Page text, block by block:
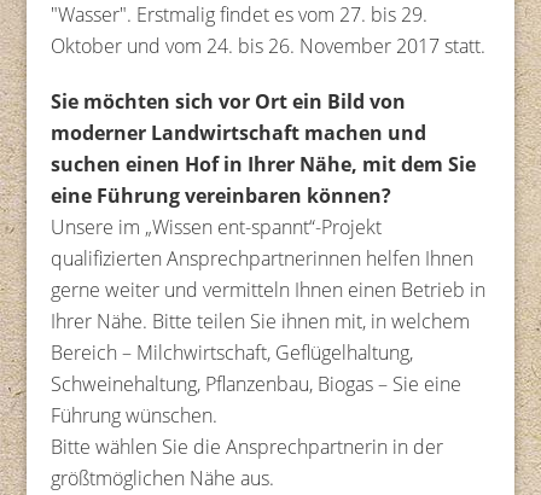
"Wasser". Erstmalig findet es vom 27. bis 29.
Oktober und vom 24. bis 26. November 2017 statt.
Sie möchten sich vor Ort ein Bild von
moderner Landwirtschaft machen und
suchen einen Hof in Ihrer Nähe, mit dem Sie
eine Führung vereinbaren können?
Unsere im „Wissen ent-spannt“-Projekt
qualifizierten Ansprechpartnerinnen helfen Ihnen
gerne weiter und vermitteln Ihnen einen Betrieb in
Ihrer Nähe. Bitte teilen Sie ihnen mit, in welchem
Bereich – Milchwirtschaft, Geflügelhaltung,
Schweinehaltung, Pflanzenbau, Biogas – Sie eine
Führung wünschen.
Bitte wählen Sie die Ansprechpartnerin in der
größtmöglichen Nähe aus.